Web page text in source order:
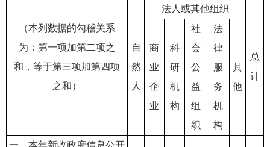
（本列数据的勾稽关系
为：第一项加第二项之
和，等于第三项加第四项
之和）
自
然
人
法人或其他组织
总
计
商
业
企
业
科
研
机
构
社
会
公
益
组
织
法
律
服
务
机
构
其
他
一、本年新收政府信息公开